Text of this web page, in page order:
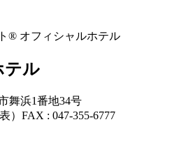
® オフィシャルホテル
テル
舞浜1番地34号
） FAX : 047-355-6777